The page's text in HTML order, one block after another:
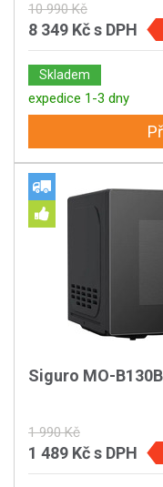
10 990 Kč
8 349 Kčs DPH
Skladem
expedice 1-3 dny
Siguro MO-B130B
1 990 Kč
1 489 Kčs DPH